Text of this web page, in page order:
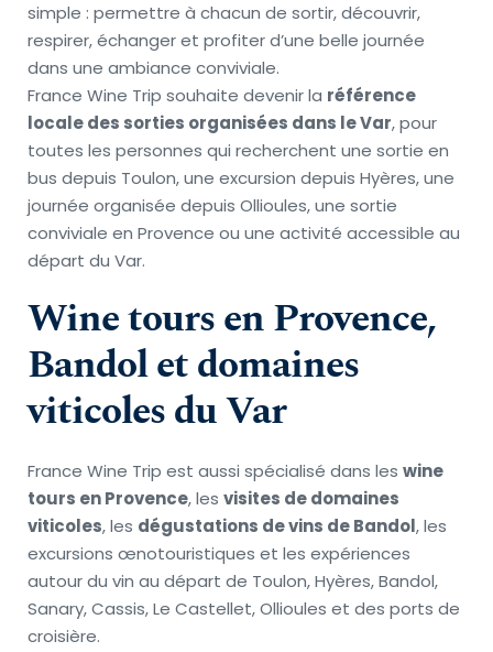
simple : permettre à chacun de sortir, découvrir,
respirer, échanger et profiter d’une belle journée
dans une ambiance conviviale.
France Wine Trip souhaite devenir la référence
locale des sorties organisées dans le Var, pour
toutes les personnes qui recherchent une sortie en
bus depuis Toulon, une excursion depuis Hyères, une
journée organisée depuis Ollioules, une sortie
conviviale en Provence ou une activité accessible au
départ du Var.
Wine tours en Provence,
Bandol et domaines
viticoles du Var
France Wine Trip est aussi spécialisé dans les wine
tours en Provence, les visites de domaines
viticoles, les dégustations de vins de Bandol, les
excursions œnotouristiques et les expériences
autour du vin au départ de Toulon, Hyères, Bandol,
Sanary, Cassis, Le Castellet, Ollioules et des ports de
croisière.